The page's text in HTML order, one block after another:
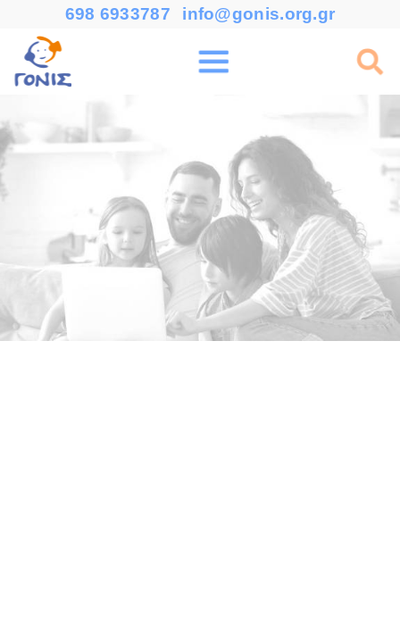
698 6933787 info@gonis.org.gr